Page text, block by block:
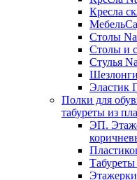
Кресла
Столы
Столы и
Стулья
Эластик
Полки для
табуреты из
ЭП.
Табуреты